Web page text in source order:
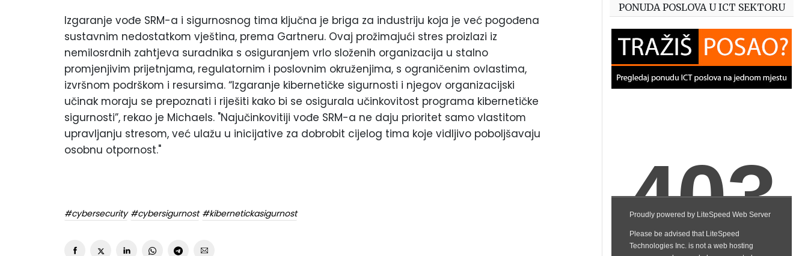
Izgaranje vođe SRM-a i sigurnosnog tima ključna je briga za industriju koja je već pogođena
sustavnim nedostatkom vještina, prema Gartneru. Ovaj prožimajući stres proizlazi iz
nemilosrdnih zahtjeva suradnika s osiguranjem vrlo složenih organizacija u stalno
promjenjivim prijetnjama, regulatornim i poslovnim okruženjima, s ograničenim ovlastima,
izvršnom podrškom i resursima. “Izgaranje kibernetičke sigurnosti i njegov organizacijski
učinak moraju se prepoznati i riješiti kako bi se osigurala učinkovitost programa kibernetičke
sigurnosti”, rekao je Michaels. "Najučinkovitiji vođe SRM-a ne daju prioritet samo vlastitom
upravljanju stresom, već ulažu u inicijative za dobrobit cijelog tima koje vidljivo poboljšavaju
osobnu otpornost."
#cybersecurity #cybersigurnost #kibernetickasigurnost
PONUDA POSLOVA U ICT SEKTORU